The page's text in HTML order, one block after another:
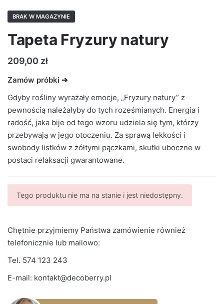
BRAK W MAGAZYNIE
Tapeta Fryzury natury
209,00 zł
Zamów próbki ➔
Gdyby rośliny wyrażały emocje, „Fryzury natury” z
pewnością należałyby do tych roześmianych. Energia i
radość, jaka bije od tego wzoru udziela się tym, którzy
przebywają w jego otoczeniu. Za sprawą lekkości i
swobody listków z żółtymi pączkami, skutki uboczne w
postaci relaksacji gwarantowane.
Tego produktu nie ma na stanie i jest niedostępny.
Chętnie przyjmiemy Państwa zamówienie również
telefonicznie lub mailowo:
Tel. 574 123 243
E-mail: kontakt@decoberry.pl